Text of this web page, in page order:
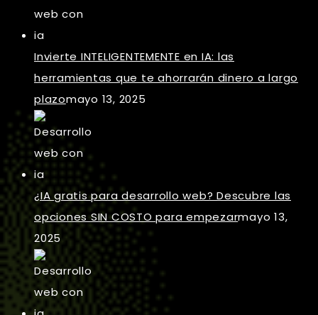
Invierte INTELIGENTEMENTE en IA: las
herramientas que te ahorrarán dinero a largo
plazomayo 13, 2025
¿IA gratis para desarrollo web? Descubre las
opciones SIN COSTO para empezarmayo 13,
2025